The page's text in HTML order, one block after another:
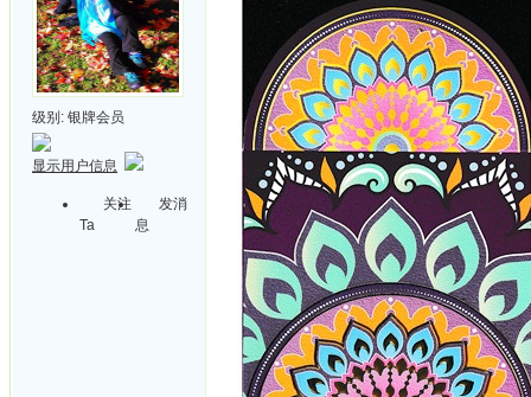
级别: 银牌会员
显示用户信息
关注
Ta
发消
息